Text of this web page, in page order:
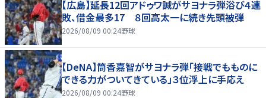
【広島】延長12回アドゥワ誠がサヨナラ弾浴び４連
敗、借金最多17 ８回高太一に続き先頭被弾
2026/08/09 00:24野球
【DeNA】筒香嘉智がサヨナラ弾「接戦でもものに
できる力がついてきている」３位浮上に手応え
2026/08/09 00:24野球